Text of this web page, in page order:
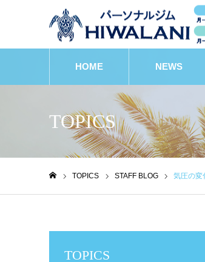
HOME NEWS
TOPICS
TOPICS STAFF BLOG 気圧の変
TOPICS